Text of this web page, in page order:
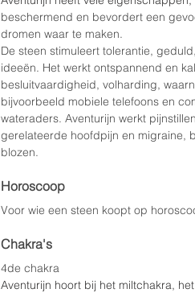
beschermend en bevordert een
dromen waar te maken.
De steen stimuleert tolerantie,
ideeën. Het werkt ontspannend en
besluitvaardigheid, volharding,
bijvoorbeeld mobiele telefoons en
wateraders. Aventurijn werkt
gerelateerde hoofdpijn en migraine,
blozen.
Horoscoop
Voor wie een steen koopt op
Chakra's
4de chakra
Aventurijn hoort bij het miltchakra,